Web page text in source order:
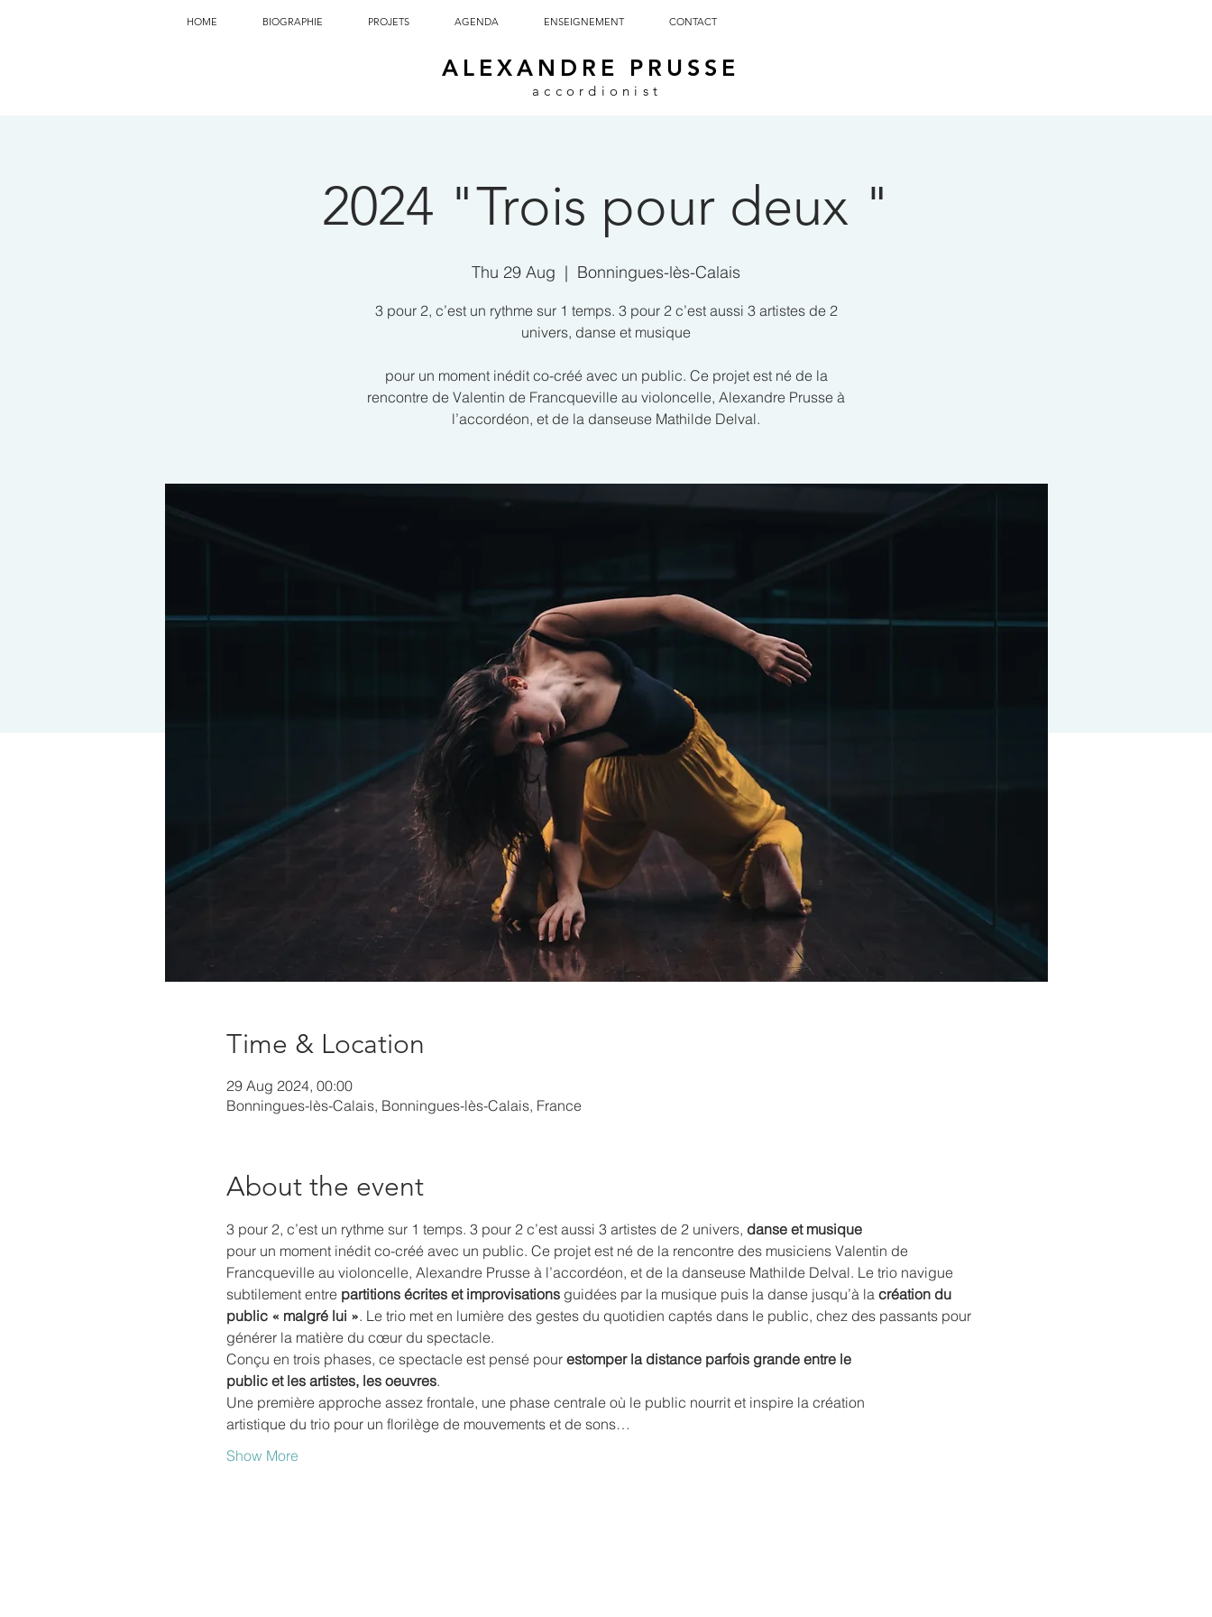
HOME BIOGRAPHIE PROJETS AGENDA ENSEIGNEMENT CONTACT
ALEXANDRE PRUSSE
accordionist
2024 "Trois pour deux "
Thu 29 Aug
  |
Bonningues-lès-Calais
3 pour 2, c’est un rythme sur 1 temps. 3 pour 2 c’est aussi 3 artistes de 2
univers, danse et musique
pour un moment inédit co-créé avec un public. Ce projet est né de la
rencontre de Valentin de Francqueville au violoncelle, Alexandre Prusse à
l’accordéon, et de la danseuse Mathilde Delval.
Time & Location
29 Aug 2024, 00:00
Bonningues-lès-Calais, Bonningues-lès-Calais, France
About the event
3 pour 2, c’est un rythme sur 1 temps. 3 pour 2 c’est aussi 3 artistes de 2 univers, danse et musique
pour un moment inédit co-créé avec un public. Ce projet est né de la rencontre des musiciens Valentin de
Francqueville au violoncelle, Alexandre Prusse à l’accordéon, et de la danseuse Mathilde Delval. Le trio navigue
subtilement entre partitions écrites et improvisations guidées par la musique puis la danse jusqu’à la création du
public « malgré lui ». Le trio met en lumière des gestes du quotidien captés dans le public, chez des passants pour
générer la matière du cœur du spectacle.
Conçu en trois phases, ce spectacle est pensé pour estomper la distance parfois grande entre le
public et les artistes, les oeuvres.
Une première approche assez frontale, une phase centrale où le public nourrit et inspire la création
artistique du trio pour un florilège de mouvements et de sons…
Show More